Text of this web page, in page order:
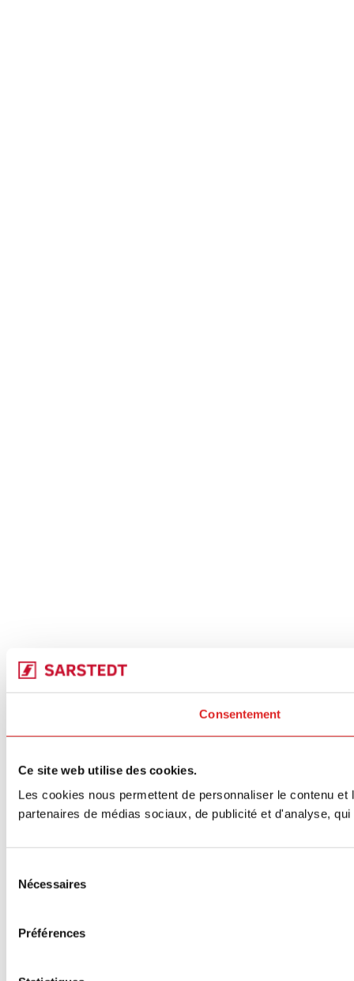
Consentement
Ce site web utilise des cookies.
Les cookies nous permettent de personnaliser le contenu
partenaires de médias sociaux, de publicité et d'analyse,
Nécessaires
Préférences